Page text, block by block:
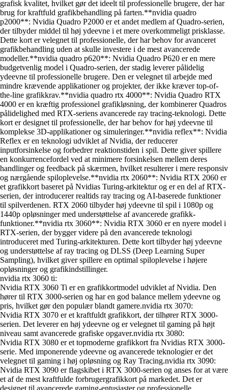
grafisk kvalitet, hvilket gør det ideelt til professionelle brugere, der har
brug for kraftfuld grafikbehandling på farten.**nvidia quadro
p2000**: Nvidia Quadro P2000 er et andet medlem af Quadro-serien,
der tilbyder middel til høj ydeevne i et mere overkommeligt prisklasse.
Dette kort er velegnet til professionelle, der har behov for avanceret
grafikbehandling uden at skulle investere i de mest avancerede
modeller.**nvidia quadro p620**: Nvidia Quadro P620 er en mere
budgetvenlig model i Quadro-serien, der stadig leverer pålidelig
ydeevne til professionelle brugere. Den er velegnet til arbejde med
mindre krævende applikationer og projekter, der ikke kræver top-of-
the-line grafikkrav.**nvidia quadro rtx 4000**: Nvidia Quadro RTX
4000 er en kræftig professionel grafikløsning, der kombinerer Quadros
pålidelighed med RTX-seriens avancerede ray tracing-teknologi. Dette
kort er designet til professionelle, der har behov for høj ydeevne til
komplekse 3D-applikationer og simuleringer.**nvidia reflex**: Nvidia
Reflex er en teknologi udviklet af Nvidia, der reducerer
inputforsinkelse og forbedrer reaktionstiden i spil. Dette giver spillere
en konkurrencefordel ved at minimere forsinkelsen mellem deres
handlinger og feedback på skærmen, hvilket resulterer i mere responsiv
og nærgående spiloplevelse.**nvidia rtx 2060**: Nvidia RTX 2060 er
et grafikkort baseret på Nvidias Turing-arkitektur og er en del af RTX-
serien, der introducerer realtids ray tracing og AI-baserede funktioner
til spilverdenen. RTX 2060 tilbyder høj ydeevne til spil i 1080p og
1440p opløsninger med understøttelse af avancerede grafikk-
funktioner.**nvidia rtx 3060**: Nvidia RTX 3060 er en nyere model i
RTX-serien, der bygger videre på den avancerede teknologi
introduceret med Turing-arkitekturen. Dette kort tilbyder høj ydeevne
og understøttelse af ray tracing og DLSS (Deep Learning Super
Sampling), hvilket giver spillere en optimal spiloplevelse i højere
opløsninger og grafikindstillinger.
nvidia rtx 3060 ti:
Nvidia RTX 3060 Ti er en grafikkortmodel udviklet af Nvidia. Den
hører til RTX 3000-serien og har en god balance mellem ydeevne og
pris, hvilket gør den populær blandt gamere.nvidia rtx 3070:
Nvidia RTX 3070 er et kraftfuldt grafikkort, der tilhører RTX 3000-
serien. Det leverer en høj ydeevne og er velegnet til gaming på højt
niveau samt avancerede grafiske opgaver.nvidia rtx 3080:
Nvidia RTX 3080 er et topmoderne grafikkort fra Nvidias RTX 3000-
serie. Med imponerende ydeevne og avancerede teknologier er det
velegnet til gaming i høj opløsning og Ray Tracing.nvidia rtx 3090:
Nvidia RTX 3090 er flagskibet i RTX 3000-serien og anses for at være
et af de mest kraftfulde forbrugergrafikkort på markedet. Det er
designet til avancerede gaming-entusiaster og professionelle